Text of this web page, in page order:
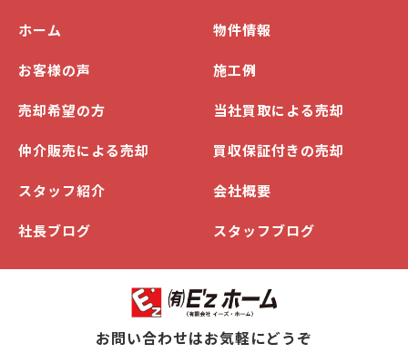
ホーム 物件情報
お客様の声 施工例
売却希望の方 当社買取による売却
仲介販売による売却 買収保証付きの売却
スタッフ紹介 会社概要
社長ブログ スタッフブログ
お問い合わせはお気軽にどうぞ